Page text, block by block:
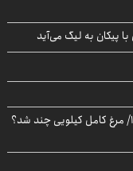
پیکان به لیگ می‌آید
قیمت جدید گوشت مرغ امروز شنبه ۱۷ مرداد ۱۴۰۵/ مرغ کامل کیلویی چند شد؟